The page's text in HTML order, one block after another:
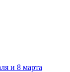
и 8 марта